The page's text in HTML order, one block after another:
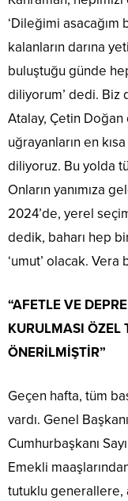
‘Dileğimi asacağım
kalanların darına
buluştuğu günde
diliyorum’ dedi. Biz
Atalay, Çetin Doğan
uğrayanların en
diliyoruz. Bu yolda
Onların yanımıza
2024’de, yerel
dedik, baharı hep
‘umut’ olacak. Vera
“AFETLE VE
KURULMASI ÖZEL
ÖNERİLMİŞTİR”
Geçen hafta, tüm
vardı. Genel
Cumhurbaşkanı
Emekli
tutuklu generallere,